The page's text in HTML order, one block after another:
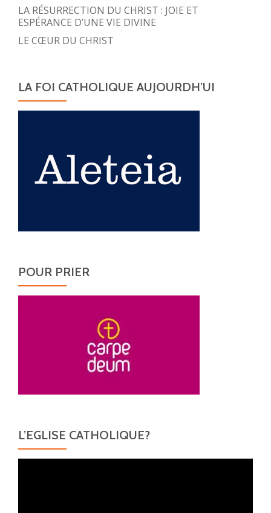
LA RÉSURRECTION DU CHRIST : JOIE ET
ESPÉRANCE D’UNE VIE DIVINE
LE CŒUR DU CHRIST
LA FOI CATHOLIQUE AUJOURDH’UI
POUR PRIER
L’EGLISE CATHOLIQUE?